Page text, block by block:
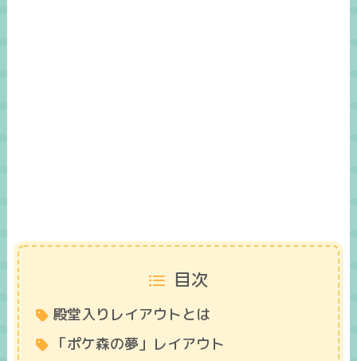
目次
殿堂入りレイアウトとは
「ポケ森の夢」レイアウト